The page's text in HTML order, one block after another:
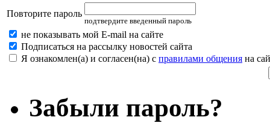
Повторите пароль
подтвердите введенный пароль
не показывать мой E-mail на сайте
Подписаться на рассылку новостей сайта
Я ознакомлен(а) и согласен(на) с правилами общения на
Забыли пароль?